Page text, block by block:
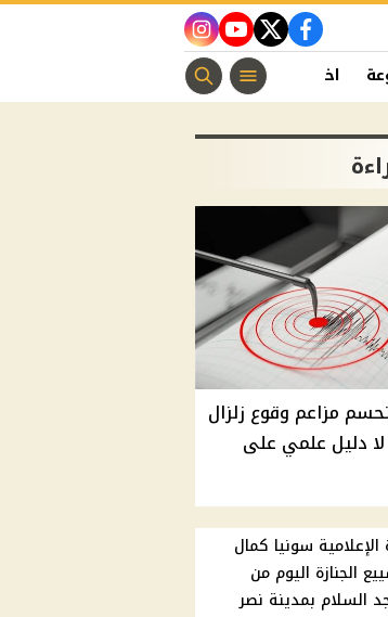
facebook
twitter
youtube
instagram
اخبار الفن منوعات مسيحية
مزاعم وقوع زلزال
لا دليل علمي على
الإعلامية سونيا كمال
الجنازة اليوم من
السلام بمدينة نصر